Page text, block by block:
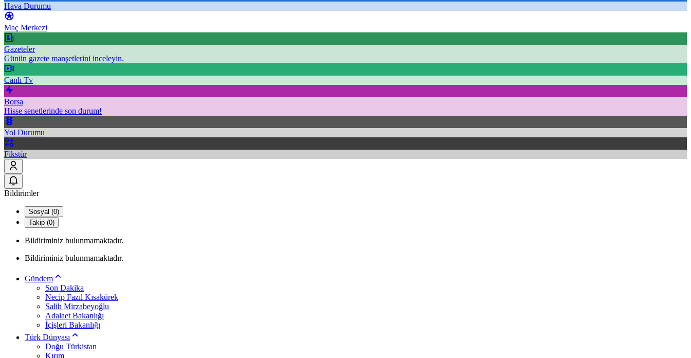
Hava Durumu
Maç Merkezi
Gazeteler
Günün gazete manşetlerini inceleyin.
Canlı Tv
Borsa
Hisse senetlerinde son durum!
Yol Durumu
Fikstür
Bildirimler
Sosyal (0)
Takip (0)
Bildiriminiz bulunmamaktadır.
Bildiriminiz bulunmamaktadır.
Gündem
Son Dakika
Necip Fazıl Kısakürek
Salih Mirzabeyoğlu
Adalaet Bakanlığı
İçişleri Bakanlığı
Türk Dünyası
Doğu Türkistan
Kırım